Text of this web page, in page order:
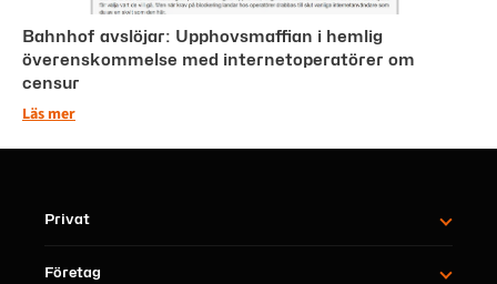
Bahnhof avslöjar: Upphovsmaffian i hemlig
överenskommelse med internetoperatörer om
censur
Läs mer
Privat
Företag